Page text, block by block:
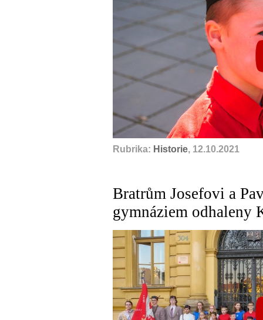
Rubrika: Historie, 12.10.2021
Bratrům Josefovi a
gymnáziem odhaleny